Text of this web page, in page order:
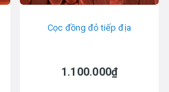
Cọc đồng đỏ tiếp địa
1.100.000₫